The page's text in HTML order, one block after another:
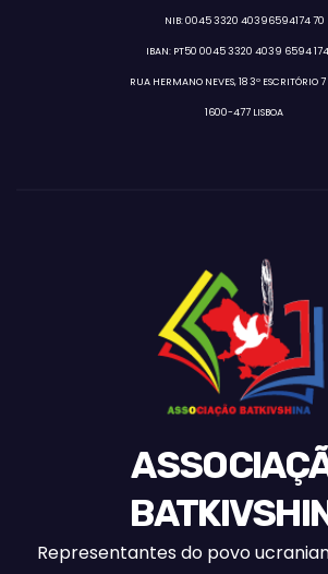
NIB: 0045 3320 40396594174 70
IBAN: PT50 0045 3320 4039 6594
RUA HERMANO NEVES, 18 3º ESCRITÓRIO
1600-477 LISBOA
Representantes do povo